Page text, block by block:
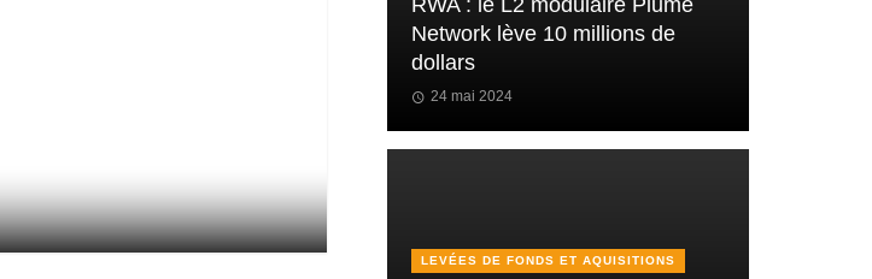
RWA : le L2 modulaire Plume
Network lève 10 millions de
dollars
24 mai 2024
LEVÉES DE FONDS ET AQUISITIONS